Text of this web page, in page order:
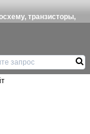
транзисторы,